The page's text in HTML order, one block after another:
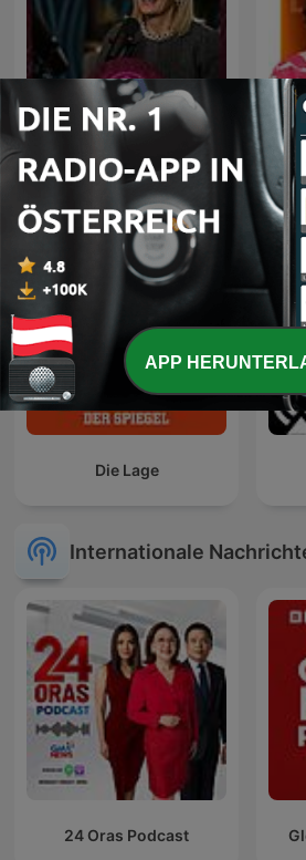
DIE GRUABERIN
Die Lage
Internationale
24 Oras Podcast
APP